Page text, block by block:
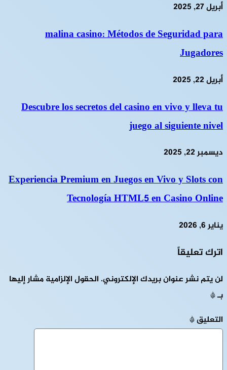
أبريل 27, 2025
malina casino: Métodos de Seguridad para
Jugadores
أبريل 22, 2025
Descubre los secretos del casino en vivo y lleva tu
juego al siguiente nivel
ديسمبر 22, 2025
Experiencia Premium en Juegos en Vivo y Slots con
Tecnología HTML5 en Casino Online
يناير 6, 2026
اترك تعليقاً
لن يتم نشر عنوان بريدك الإلكتروني. الحقول الإلزامية مشار إليها
بـ*
التعليق*